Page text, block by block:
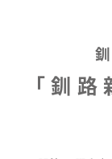
「釧